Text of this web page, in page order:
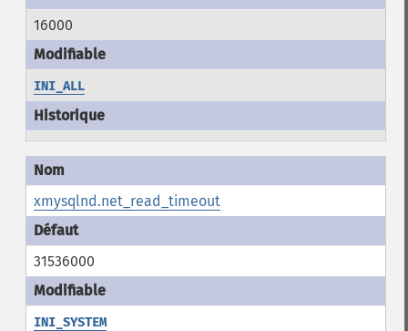
16000
INI_ALL
xmysqlnd.net_read_timeout
31536000
INI_SYSTEM